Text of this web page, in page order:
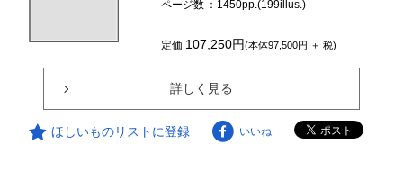
ページ数 ：1450pp.(199illus.)
定価 107,250円(本体97,500円 ＋ 税)
詳しく見る
ほしいものリストに登録 いいね